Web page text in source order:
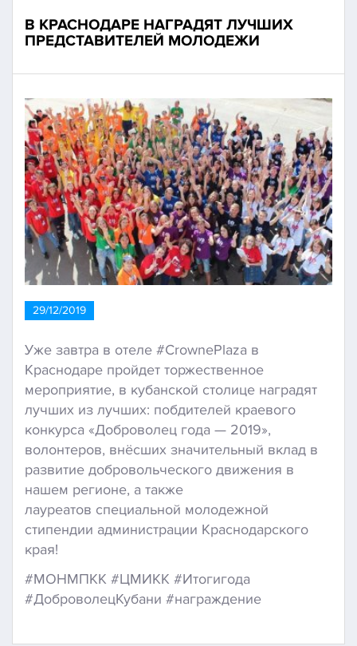
В КРАСНОДАРЕ НАГРАДЯТ ЛУЧШИХ
ПРЕДСТАВИТЕЛЕЙ МОЛОДЕЖИ
29/12/2019
Уже завтра в отеле #CrownePlaza в
Краснодаре пройдет торжественное
мероприятие, в кубанской столице наградят
лучших из лучших: побдителей краевого
конкурса «Доброволец года — 2019»,
волонтеров, внёсших значительный вклад в
развитие добровольческого движения в
нашем регионе, а также
лауреатов специальной молодежной
стипендии администрации Краснодарского
края!
#МОНМПКК #ЦМИКК #Итогигода
#ДоброволецКубани #награждение